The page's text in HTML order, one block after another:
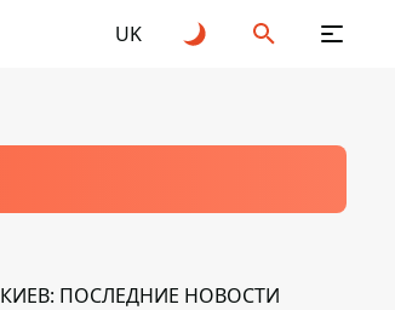
UK
КИЕВ: ПОСЛЕДНИЕ НОВОСТИ